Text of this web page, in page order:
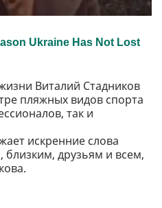
Виталий Стадников
пляжных видов спорта
так и
искренние слова
друзьям и всем,